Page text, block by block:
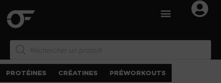
PROTÉINES CRÉATINES PRÉWORKOUTS